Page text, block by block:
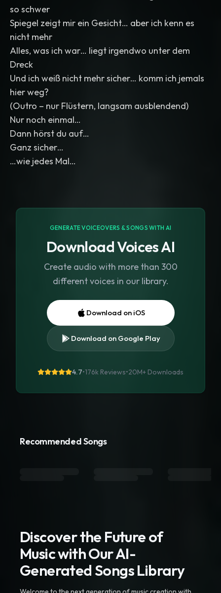
so schwer
Spiegel zeigt mir ein Gesicht… aber ich kenn es
nicht mehr
Alles, was ich war… liegt irgendwo unter dem
Dreck
Und ich weiß nicht mehr sicher… komm ich jemals
hier weg?
(Outro – nur Flüstern, langsam ausblendend)
Nur noch einmal…
Dann hörst du auf…
Ganz sicher…
…wie jedes Mal…
GENERATE VOICEOVERS & SONGS WITH AI
Download Voices AI
Create audio with more than 300
different voices in our library.
Download on iOS
Download on Google Play
4.7•176k Reviews•20M+ Downloads
Recommended Songs
Discover the Future of
Music with Our AI-
Generated Songs Library